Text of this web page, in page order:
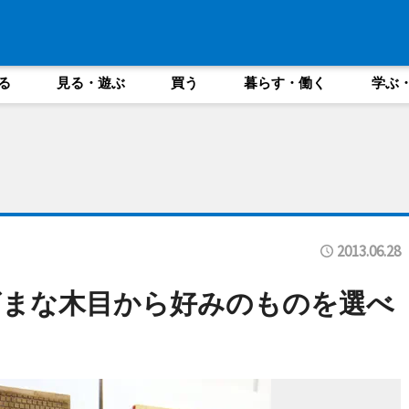
見る・遊ぶ 買う 暮らす・働く 学ぶ
2013.06.28
な木目から好みのものを選べ